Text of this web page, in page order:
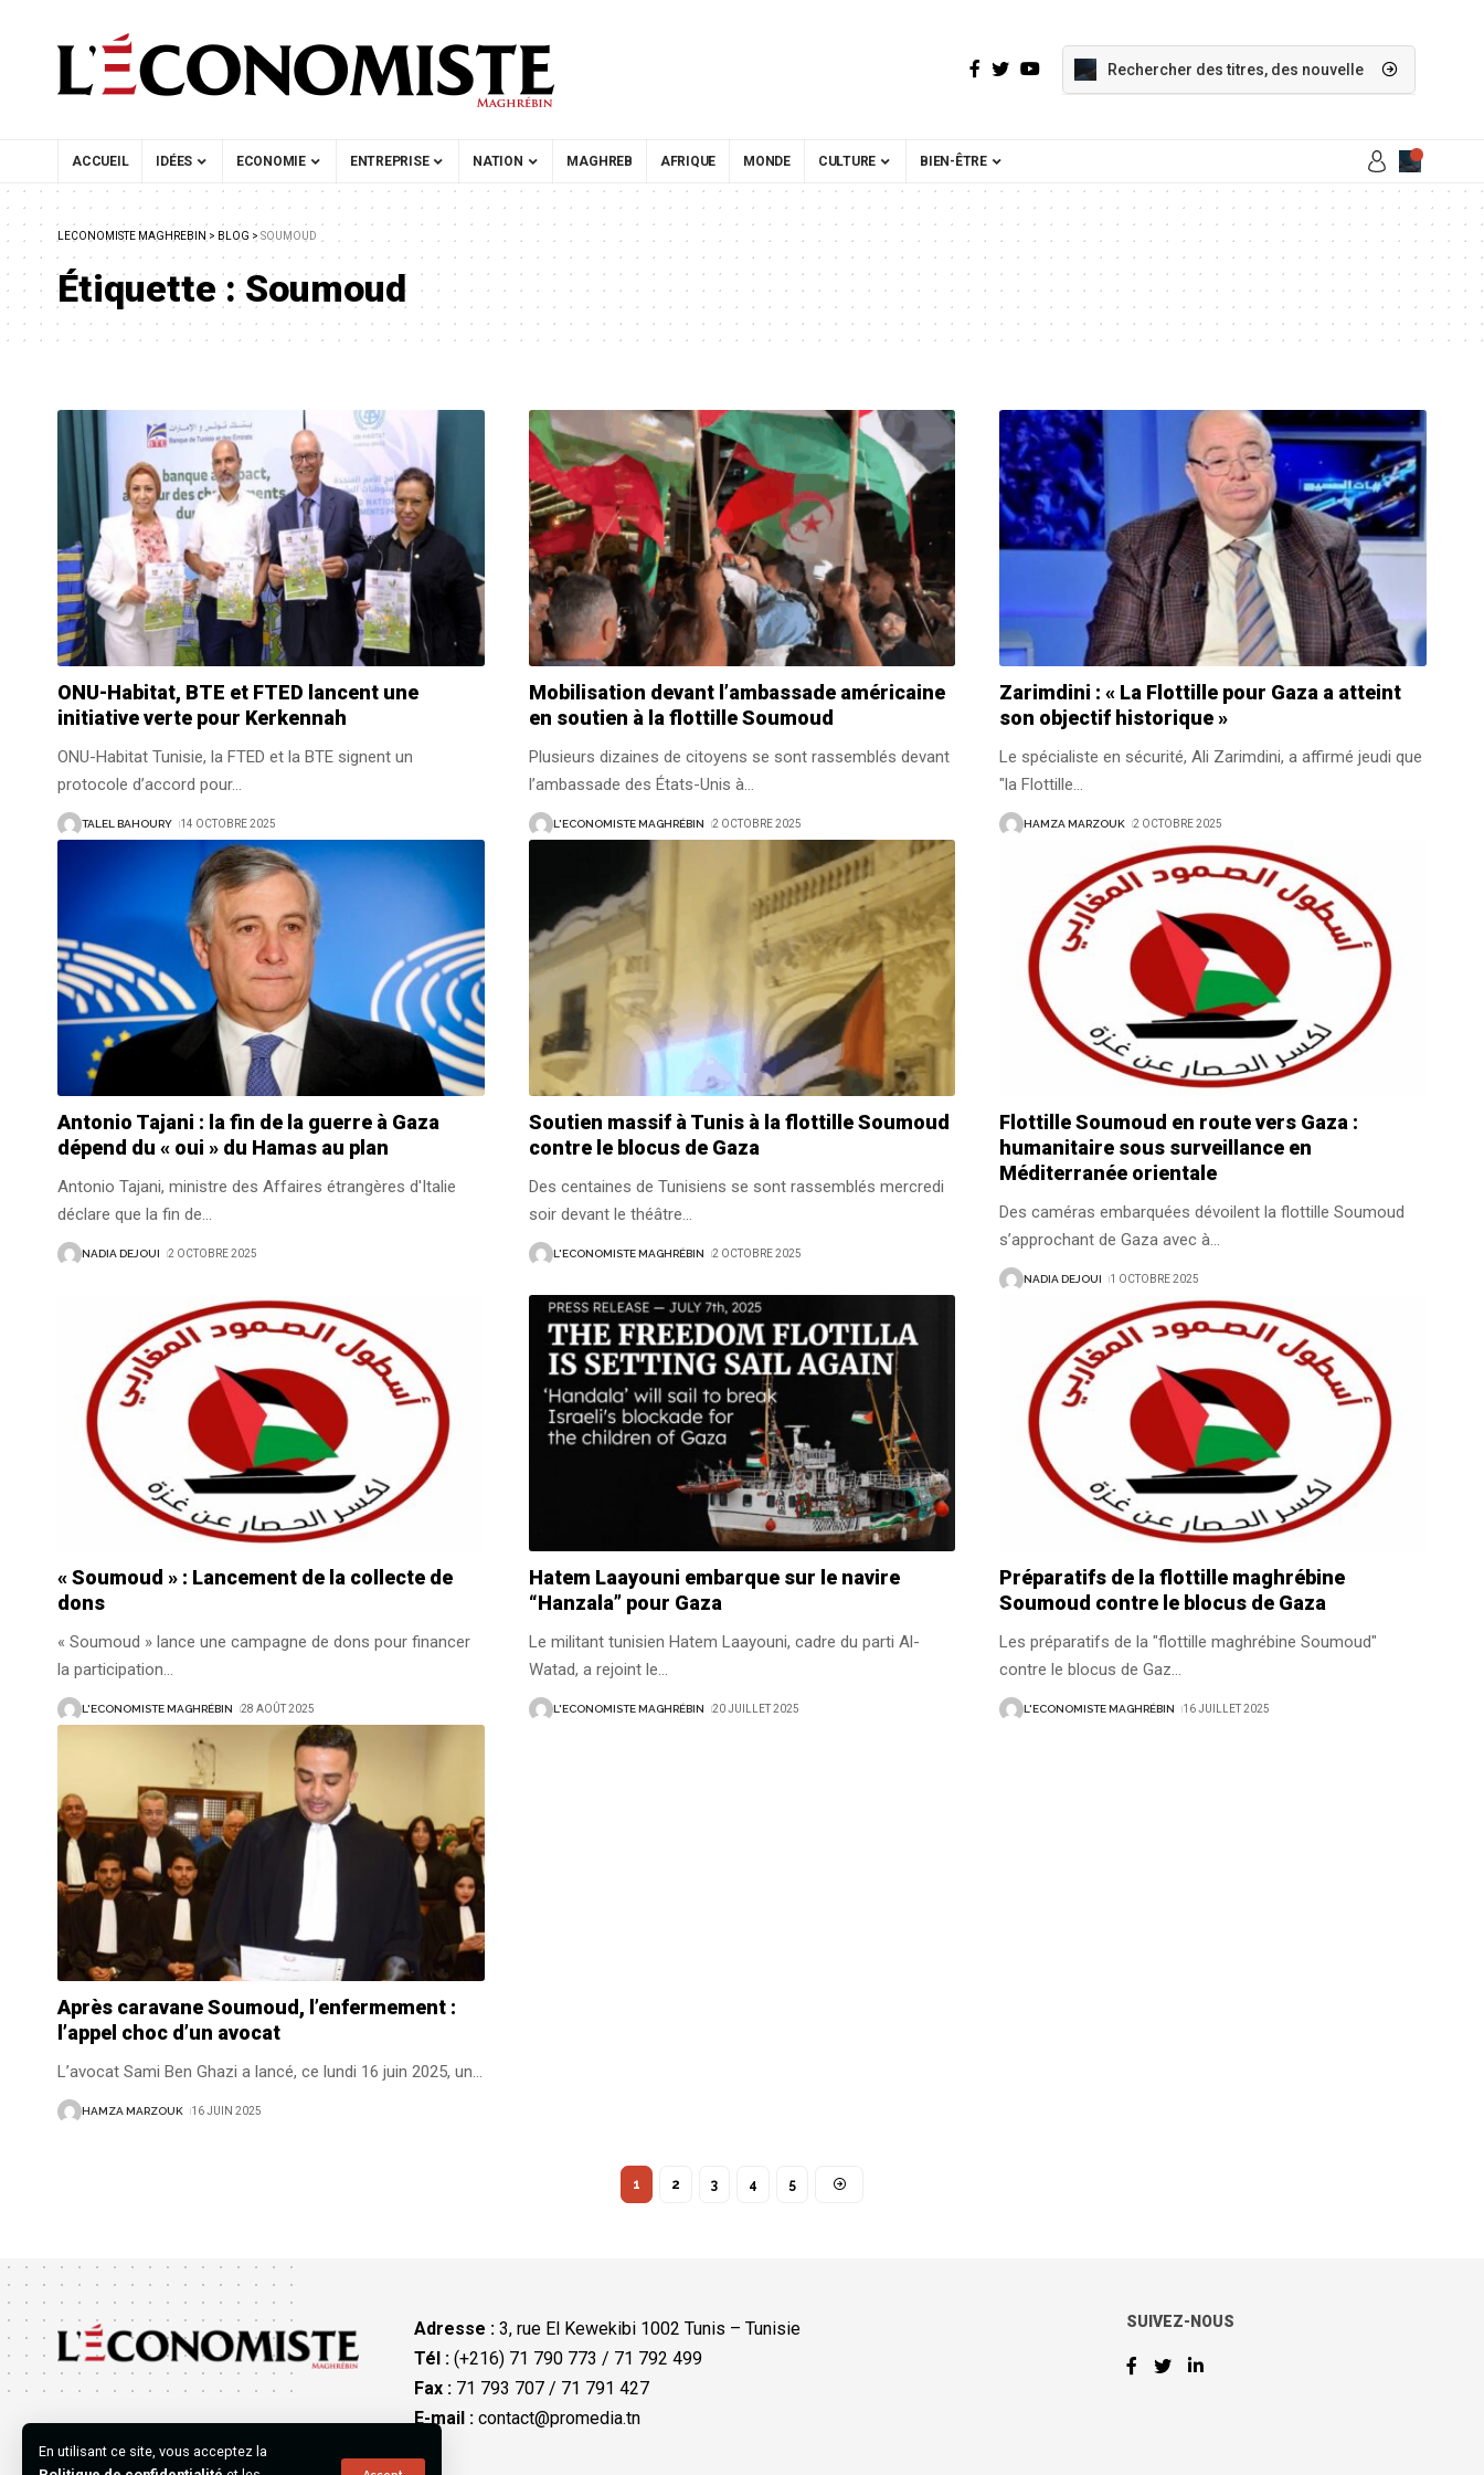
En utilisant ce site, vous acceptez la
ACCUEIL IDÉES ECONOMIE ENTREPRISE NATION MAGHREB AFRIQUE MONDE CULTURE BIEN-ÊTRE
LECONOMISTE MAGHREBIN > BLOG > SOUMOUD
Étiquette :Soumoud
ONU-Habitat, BTE et FTED lancent une
initiative verte pour Kerkennah
ONU-Habitat Tunisie, la FTED et la BTE signent un
protocole d’accord pour…
TALEL BAHOURY 14 OCTOBRE 2025
Mobilisation devant l’ambassade américaine
en soutien à la flottille Soumoud
Plusieurs dizaines de citoyens se sont rassemblés devant
l’ambassade des États-Unis à…
L'ECONOMISTE MAGHRÉBIN 2 OCTOBRE 2025
Zarimdini : « La Flottille pour Gaza a atteint
son objectif historique »
Le spécialiste en sécurité, Ali Zarimdini, a affirmé jeudi que
"la Flottille…
HAMZA MARZOUK 2 OCTOBRE 2025
Antonio Tajani : la fin de la guerre à Gaza
dépend du « oui » du Hamas au plan
Antonio Tajani, ministre des Affaires étrangères d'Italie
déclare que la fin de…
NADIA DEJOUI 2 OCTOBRE 2025
Soutien massif à Tunis à la flottille Soumoud
contre le blocus de Gaza
Des centaines de Tunisiens se sont rassemblés mercredi
soir devant le théâtre…
L'ECONOMISTE MAGHRÉBIN 2 OCTOBRE 2025
Flottille Soumoud en route vers Gaza :
humanitaire sous surveillance en
Méditerranée orientale
Des caméras embarquées dévoilent la flottille Soumoud
s’approchant de Gaza avec à…
NADIA DEJOUI 1 OCTOBRE 2025
« Soumoud » : Lancement de la collecte de
dons
« Soumoud » lance une campagne de dons pour financer
la participation…
L'ECONOMISTE MAGHRÉBIN 28 AOÛT 2025
Hatem Laayouni embarque sur le navire
“Hanzala” pour Gaza
Le militant tunisien Hatem Laayouni, cadre du parti Al-
Watad, a rejoint le…
L'ECONOMISTE MAGHRÉBIN 20 JUILLET 2025
Préparatifs de la flottille maghrébine
Soumoud contre le blocus de Gaza
Les préparatifs de la "flottille maghrébine Soumoud"
contre le blocus de Gaz…
L'ECONOMISTE MAGHRÉBIN 16 JUILLET 2025
Après caravane Soumoud, l’enfermement :
l’appel choc d’un avocat
L’avocat Sami Ben Ghazi a lancé, ce lundi 16 juin 2025, un…
HAMZA MARZOUK 16 JUIN 2025
1 2 3 4 5
Adresse : 3, rue El Kewekibi 1002 Tunis – Tunisie
Tél :(+216) 71 790 773 / 71 792 499
Fax :71 793 707 / 71 791 427
E-mail : contact@promedia.tn
SUIVEZ-NOUS